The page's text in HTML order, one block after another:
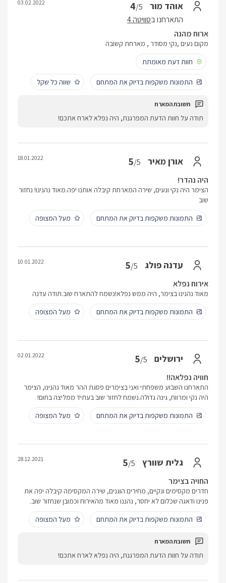
אוהד מור 4/5
התארחנו בסוויטה 4
03.02.2022
ארוח מהנה
מקום נעים ,נקי מסודר , מארחת קשובה
חוות דעת מאומתת
התמונות משקפות בדיוק את המתחם שווה כל שקל
תודה על חוות הדעת המפרגנת, היה נפלא לארח אתכם!
אורן מאיר 5/5
18.01.2022
היה נהדר!
הצימר היה נקי ונעים, שירה המארחת קיבלה אותנו יפה.מאוד נהנינו! נחזור
שוב
התמונות משקפות בדיוק את המתחם
מעל המצופה
עדנה פולג 5/5
10.01.2022
אירוח נפלא
מאוד נהנינו בצימר, היה ממש נפלא!נשמח להתארח שוב.תודה עדנה
התמונות משקפות בדיוק את המתחם
מעל המצופה
ירושלים 5/5
02.01.2022
חוויה נפלאה!!
התארחנו השבוע משפחתי ואני בצימרים פסגת ההר מאוד נהנינו, הצימר
היה נקי ומרווח, גינה גדולה.נשמח לחזור שוב בעתיד ממליצה בחום!
התמונות משקפות בדיוק את המתחם
מעל המצופה
גלית שוורץ 5/5
28.12.2021
החויה בצימר
חדרים מקסימים ונקיים, מחירים הוגנים, שירה המקסימה קיבלה יפה את
פנינו ודאגה שכלום לא יחסר, נהננו מאוד מהאירוח וכמובן שנחזור שוב.
התמונות משקפות בדיוק את המתחם
מעל המצופה
תודה על חוות הדעת המפרגנת, היה נפלא לארח אתכם!